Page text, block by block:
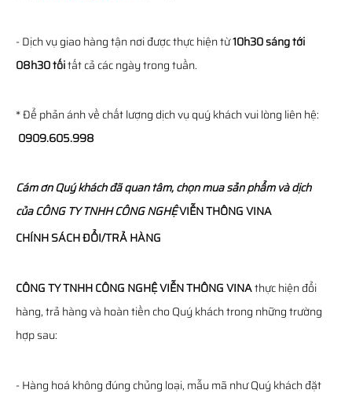
- Dịch vụ giao hàng tận nơi được thực hiện từ10h30 sáng tới
08h30 tốitất cả các ngày trong tuần.
* Để phản ánh về chất lượng dịch vụ quý khách vui lòng liên hệ:
0909.605.998
Cám ơn Quý khách đã quan tâm, chọn mua sản phẩm và dịch
củaCÔNG TY TNHH CÔNG NGHỆVIỄN THÔNGVINA
CHÍNH SÁCH ĐỔI/TRẢ HÀNG
CÔNG TY TNHH CÔNG NGHỆ VIỄN THÔNG VINAthực hiện đổi
hàng, trả hàng và hoàn tiền cho Quý khách trong những trường
hợp sau:
- Hàng hoá không đúng chủng loại, mẫu mã như Quý khách đặt